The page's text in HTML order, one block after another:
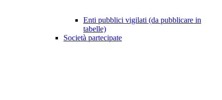
Enti pubblici vigilati (da pubblicare in
tabelle)
Società partecipate